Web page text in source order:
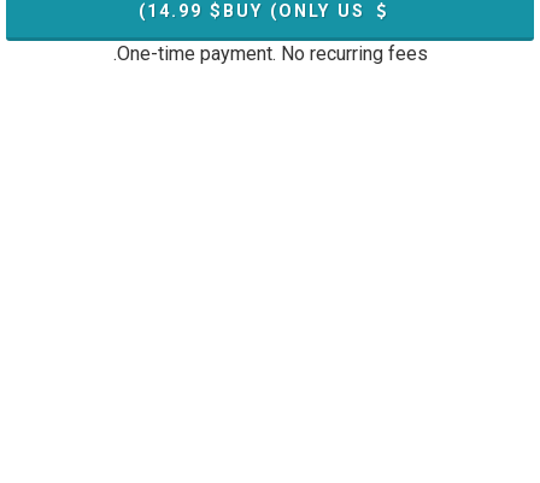
14.99
)
One-time payment. No recurring fees.